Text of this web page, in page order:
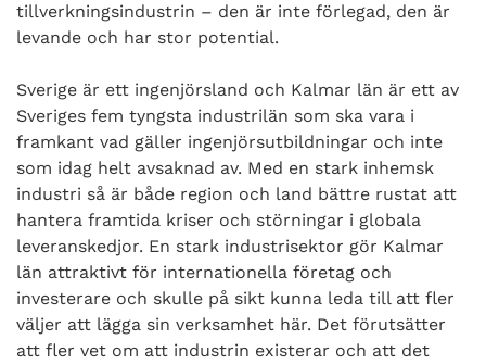
tillverkningsindustrin – den är inte förlegad, den är
levande och har stor potential.
Sverige är ett ingenjörsland och Kalmar län är ett av
Sveriges fem tyngsta industrilän som ska vara i
framkant vad gäller ingenjörsutbildningar och inte
som idag helt avsaknad av. Med en stark inhemsk
industri så är både region och land bättre rustat att
hantera framtida kriser och störningar i globala
leveranskedjor. En stark industrisektor gör Kalmar
län attraktivt för internationella företag och
investerare och skulle på sikt kunna leda till att fler
väljer att lägga sin verksamhet här. Det förutsätter
att fler vet om att industrin existerar och att det